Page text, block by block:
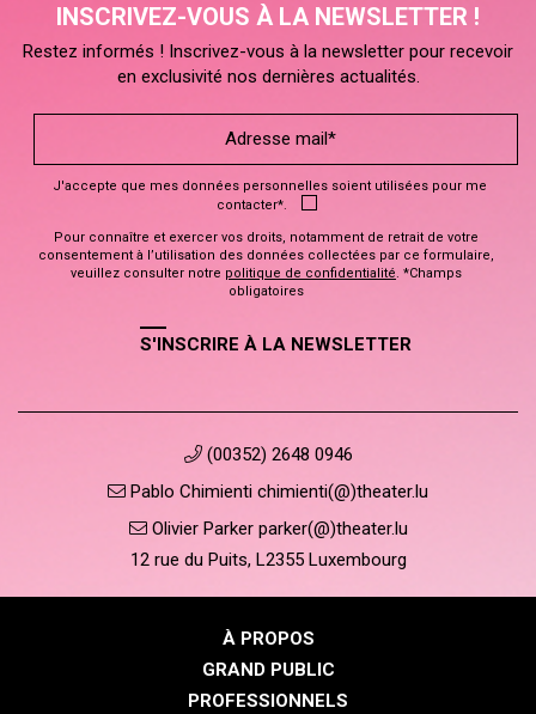
INSCRIVEZ-VOUS À LA NEWSLETTER !
Restez informés ! Inscrivez-vous à la newsletter pour recevoir
en exclusivité nos dernières actualités.
J'accepte que mes données personnelles soient utilisées pour me
contacter*.
Pour connaître et exercer vos droits, notamment de retrait de votre
consentement à l’utilisation des données collectées par ce formulaire,
veuillez consulter notre politique de confidentialité. *Champs
obligatoires
S'INSCRIRE À LA NEWSLETTER
(00352) 2648 0946
Pablo Chimienti chimienti(@)theater.lu
Olivier Parker parker(@)theater.lu
12 rue du Puits, L2355 Luxembourg
À PROPOS
GRAND PUBLIC
PROFESSIONNELS